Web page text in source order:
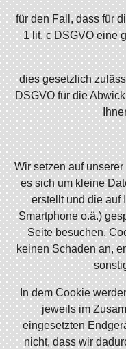
für den Fall, dass für
1 lit. c DSGVO eine
dies gesetzlich
DSGVO für die
Wir setzen auf
es sich um kleine
erstellt und die auf
Smartphone o.ä.)
Seite besuchen.
keinen Schaden an,
In dem Cookie
jeweils im
eingesetzten
nicht, dass wir